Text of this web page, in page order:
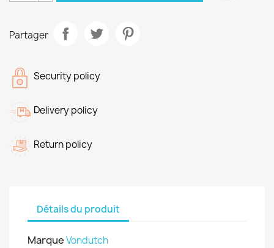
Partager
Security policy
Delivery policy
Return policy
Détails du produit
MarqueVondutch